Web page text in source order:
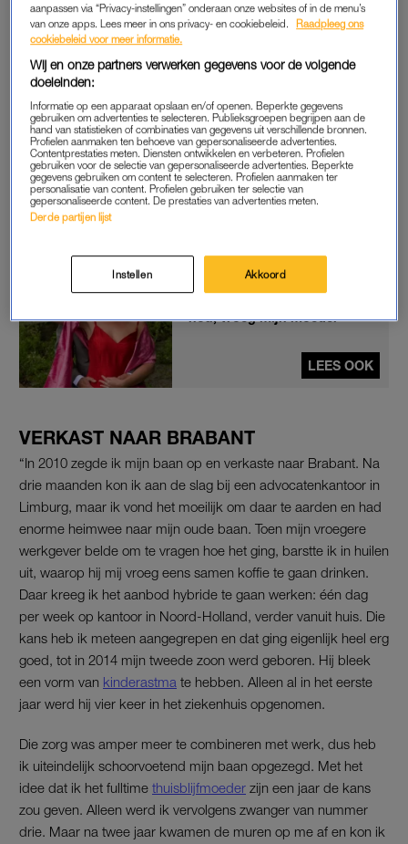
gegeven moment kreeg ik daar de kans om de opleiding tot
bewindvoerder te gaan doen en kon ik vervolgens aan de slag
in de schuldhulpverlening, wat ik een jaar of twaalf heb
gedaan. In 2009 leerde ik mijn huidige man kennen. Ik was
toen al een tijdje
gescheiden
en mijn oudste zoon was drie
jaar. Mijn partner woonde in Brabant, ik in Noord-Holland en
aangezien hij een eigen drukkerij had, kon hij niet onze kant op
verhuizen. Omdat mijn zoon naar de kleuterschool zou gaan,
hebben we toen al snel de beslissing genomen om samen te
gaan wonen. Dat heeft goed uitgepakt, want we zijn nog
nou, vroeg mijn moeder'
LEES OOK
VERKAST NAAR BRABANT
“In 2010 zegde ik mijn baan op en verkaste naar Brabant. Na
drie maanden kon ik aan de slag bij een advocatenkantoor in
Limburg, maar ik vond het moeilijk om daar te aarden en had
enorme heimwee naar mijn oude baan. Toen mijn vroegere
werkgever belde om te vragen hoe het ging, barstte ik in huilen
uit, waarop hij mij vroeg eens samen koffie te gaan drinken.
Daar kreeg ik het aanbod hybride te gaan werken: één dag
per week op kantoor in Noord-Holland, verder vanuit huis. Die
kans heb ik meteen aangegrepen en dat ging eigenlijk heel erg
goed, tot in 2014 mijn tweede zoon werd geboren. Hij bleek
een vorm van kinderastma te hebben. Alleen al in het eerste
jaar werd hij vier keer in het ziekenhuis opgenomen.
Die zorg was amper meer te combineren met werk, dus heb
ik uiteindelijk schoorvoetend mijn baan opgezegd. Met het
idee dat ik het fulltime thuisblijfmoeder zijn een jaar de kans
zou geven. Alleen werd ik vervolgens zwanger van nummer
drie. Maar na twee jaar kwamen de muren op me af en kon ik
aanpassen via “Privacy-instellingen” onderaan onze websites of in de menu’s
van onze apps. Lees meer in ons privacy- en cookiebeleid.
Raadpleeg ons
cookiebeleid voor meer informatie.
Wij en onze partners verwerken gegevens voor de volgende
doeleinden:
Informatie op een apparaat opslaan en/of openen. Beperkte gegevens
gebruiken om advertenties te selecteren. Publieksgroepen begrijpen aan de
hand van statistieken of combinaties van gegevens uit verschillende bronnen.
Profielen aanmaken ten behoeve van gepersonaliseerde advertenties.
Contentprestaties meten. Diensten ontwikkelen en verbeteren. Profielen
gebruiken voor de selectie van gepersonaliseerde advertenties. Beperkte
gegevens gebruiken om content te selecteren. Profielen aanmaken ter
personalisatie van content. Profielen gebruiken ter selectie van
gepersonaliseerde content. De prestaties van advertenties meten.
Derde partijen lijst
Instellen Akkoord